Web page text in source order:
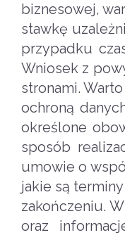
biznesowej,
stawkę
przypadku
Wniosek z
stronami.
ochroną
określone
sposób
umowie o
jakie są
zakończeniu.
oraz